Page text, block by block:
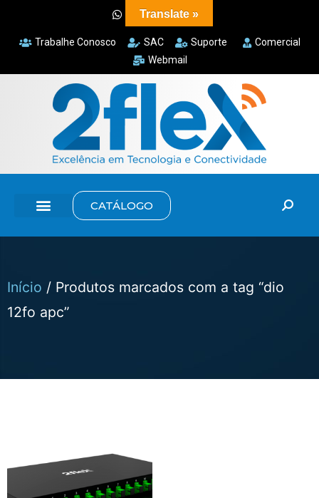
Trabalhe Conosco SAC Suporte
Comercial
Webmail
CATÁLOGO
Início / Produtos marcados com a tag “dio
12fo apc”
Translate »